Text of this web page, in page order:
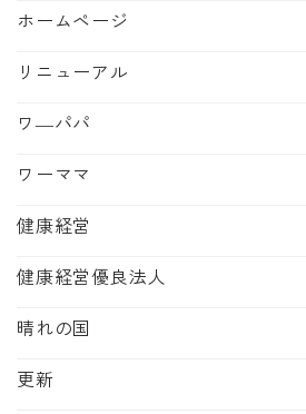
ホームページ
リニューアル
ワ―パパ
ワーママ
健康経営
健康経営優良法人
晴れの国
更新